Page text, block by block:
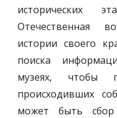
исторических
Отечественная
истории своего
поиска
музеях, чтобы
происходивших
может быть